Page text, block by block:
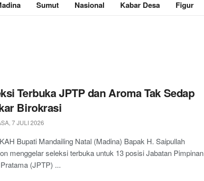
Sumut Nasional Kabar Desa Figur
Terbuka JPTP dan Aroma Tak Sedap
Birokrasi
7 JULI 2026
Bupati Mandailing Natal (Madina) Bapak H. Saipullah
menggelar seleksi terbuka untuk 13 posisi Jabatan Pimpinan
(JPTP) ...